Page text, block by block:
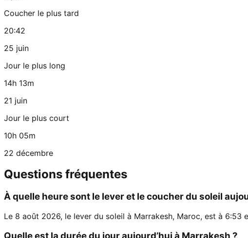
Coucher le plus tard
20:42
25 juin
Jour le plus long
14h 13m
21 juin
Jour le plus court
10h 05m
22 décembre
Questions fréquentes
À quelle heure sont le lever et le coucher du soleil
Le 8 août 2026, le lever du soleil à Marrakesh, Maroc, est à 6:53
Quelle est la durée du jour aujourd’hui à Marrakesh ?